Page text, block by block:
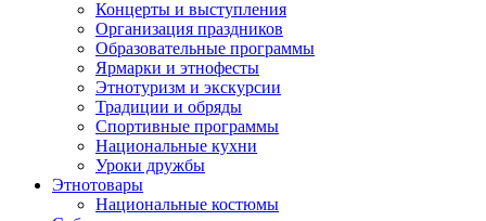
Концерты и выступления
Организация праздников
Образовательные программы
Ярмарки и этнофесты
Этнотуризм и экскурсии
Традиции и обряды
Спортивные программы
Национальные кухни
Уроки дружбы
Этнотовары
Национальные костюмы